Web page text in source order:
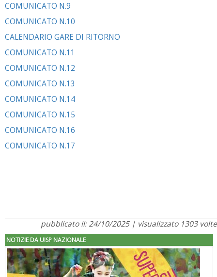
COMUNICATO N.9
COMUNICATO N.10
CALENDARIO GARE DI RITORNO
COMUNICATO N.11
COMUNICATO N.12
COMUNICATO N.13
COMUNICATO N.14
COMUNICATO N.15
COMUNICATO N.16
COMUNICATO N.17
pubblicato il: 24/10/2025 | visualizzato 1303 volte
NOTIZIE DA UISP NAZIONALE